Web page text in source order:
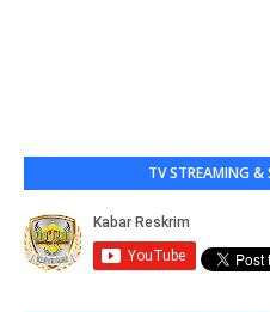
TV STREAMING